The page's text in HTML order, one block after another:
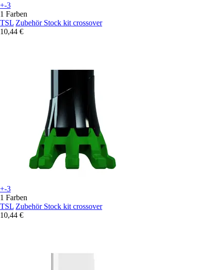
+-3
1 Farben
TSL Zubehör Stock kit crossover
10,44 €
+-3
1 Farben
TSL Zubehör Stock kit crossover
10,44 €